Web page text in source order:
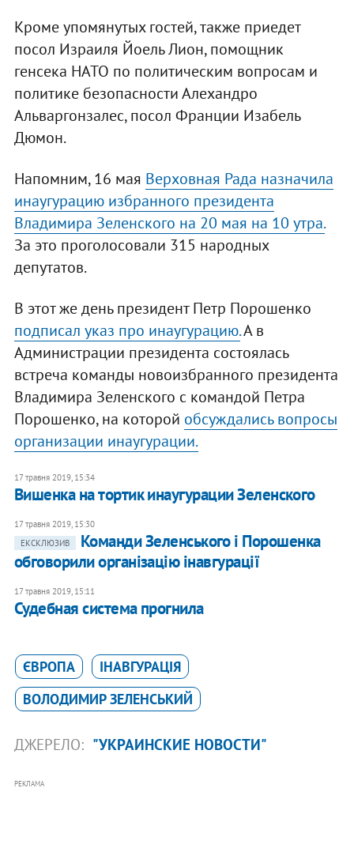
Кроме упомянутых гостей, также приедет
посол Израиля Йоель Лион, помощник
генсека НАТО по политическим вопросам и
политике безопасности Алехандро
Альваргонзалес, посол Франции Изабель
Дюмон.
Напомним, 16 мая Верховная Рада назначила
инаугурацию избранного президента
Владимира Зеленского на 20 мая на 10 утра.
За это проголосовали 315 народных
депутатов.
В этот же день президент Петр Порошенко
подписал указ про инаугурацию.А в
Администрации президента состоялась
встреча команды новоизбранного президента
Владимира Зеленского с командой Петра
Порошенко, на которой обсуждались вопросы
организации инаугурации.
17 травня 2019, 15:34
Вишенка на тортик инаугурации Зеленского
17 травня 2019, 15:30
ЕКСКЛЮЗИВ
Команди Зеленського і Порошенка
обговорили організацію інавгурації
17 травня 2019, 15:11
Судебная система прогнила
ЄВРОПА
ІНАВГУРАЦІЯ
ВОЛОДИМИР ЗЕЛЕНСЬКИЙ
ДЖЕРЕЛО: "УКРАИНСКИЕ НОВОСТИ"
РЕКЛАМА